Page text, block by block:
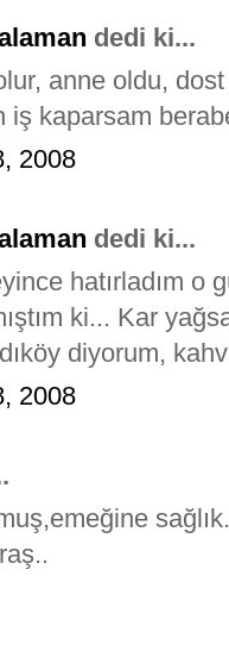
dedi ki...
anne oldu,
iş kaparsam
2008
dedi ki...
hatırladım o
ki... Kar
diyorum,
2008